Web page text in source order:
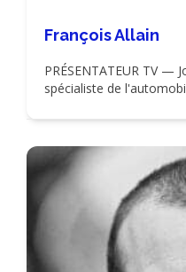
François Allain
PRÉSENTATEUR TV —
spécialiste de